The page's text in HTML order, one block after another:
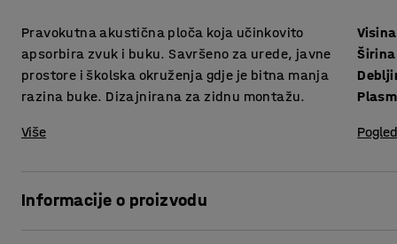
Pravokutna akustična ploča koja učinkovito
apsorbira zvuk i buku. Savršeno za urede, javne
prostore i školska okruženja gdje je bitna manja
razina buke. Dizajnirana za zidnu montažu.
Više
Visina
Širina
Informacije o proizvodu